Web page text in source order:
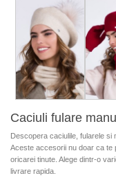
Caciuli fulare
Descopera caciulile, fularele si
Aceste accesorii nu doar ca te
oricarei tinute. Alege dintr-o
livrare rapida.